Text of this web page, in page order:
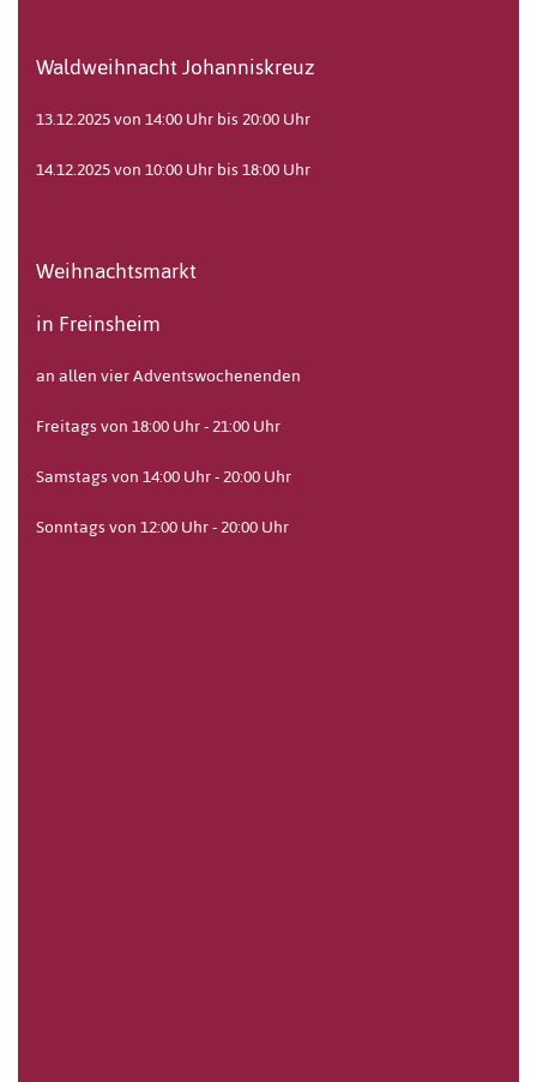
Waldweihnacht Johanniskreuz
13.12.2025 von 14:00 Uhr bis 20:00 Uhr
14.12.2025 von 10:00 Uhr bis 18:00 Uhr
Weihnachtsmarkt
in Freinsheim
an allen vier Adventswochenenden
Freitags von 18:00 Uhr - 21:00 Uhr
Samstags von 14:00 Uhr - 20:00 Uhr
Sonntags von 12:00 Uhr - 20:00 Uhr